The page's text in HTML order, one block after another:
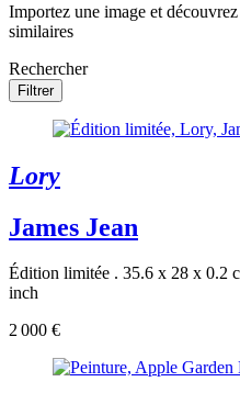
Importez une image et
similaires
Rechercher
Filtrer
Lory
James Jean
Édition limitée . 35.6 x 28 x 0.2
inch
2 000 €